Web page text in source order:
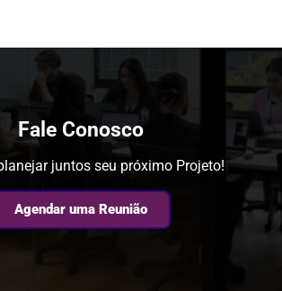
Fale Conosco
juntos seu próximo Projeto!
Agendar uma Reunião